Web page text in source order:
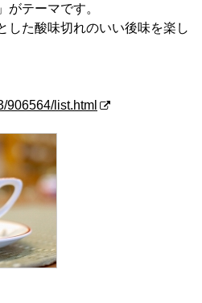
がテーマです。
した酸味切れのいい後味を楽し
906564/list.html